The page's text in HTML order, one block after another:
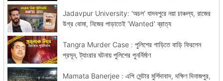
Jadavpur University: 'অচল' যাদবপুরে নয়া চাঞ্চল্য, রাজের
উগ্র বোমা, নিজের পাড়াতেই 'Wanted' ব্রাত্য
Tangra Murder Case : পুলিশের গাড়িতে বাড়ি ফিরলেন
প্রসূন, ট্যাংরার ঘটনায় পুলিশের পুনর্নির্মাণ
Mamata Banerjee : এপি সেন্টার মুর্শিদাবাদ, দক্ষিণ দিনাজপুর,